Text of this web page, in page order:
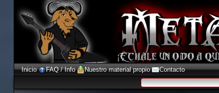
Inicio FAQ / Info Nuestro material propio Contacto